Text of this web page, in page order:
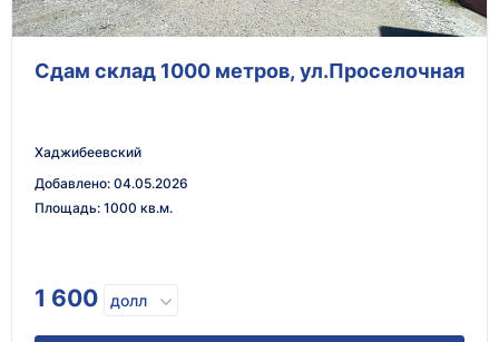
Сдам склад 1000 метров, ул.Проселочная
Хаджибеевский
Добавлено: 04.05.2026
Площадь: 1000 кв.м.
1 600 долл